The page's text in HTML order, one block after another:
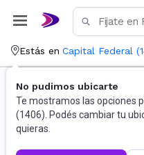
Estás en Capital Federal (
No pudimos ubicarte
Te mostramos las opciones
(1406). Podés cambiar tu
quieras.